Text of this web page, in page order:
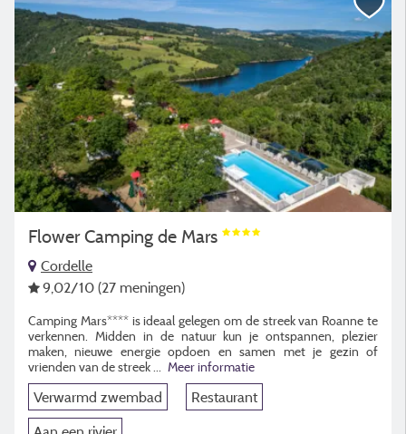
Flower Camping de Mars
Cordelle
9,02/10 (27 meningen)
Camping Mars**** is ideaal gelegen om de streek van Roanne te
verkennen. Midden in de natuur kun je ontspannen, plezier
maken, nieuwe energie opdoen en samen met je gezin of
vrienden van de streek
Meer informatie
Verwarmd zwembad
Restaurant